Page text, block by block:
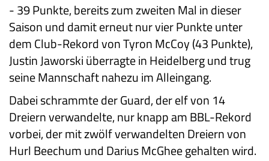
-39 Punkte, bereits zum zweiten Mal in dieser
Saison und damit erneut nur vier Punkte unter
dem Club-Rekord von Tyron McCoy (43 Punkte),
Justin Jaworski überragte in Heidelberg und trug
seine Mannschaft nahezu im Alleingang.
Dabei schrammte der Guard, der elf von 14
Dreiern verwandelte, nur knapp am BBL-Rekord
vorbei, der mit zwölf verwandelten Dreiern von
Hurl Beechum und Darius McGhee gehalten wird.